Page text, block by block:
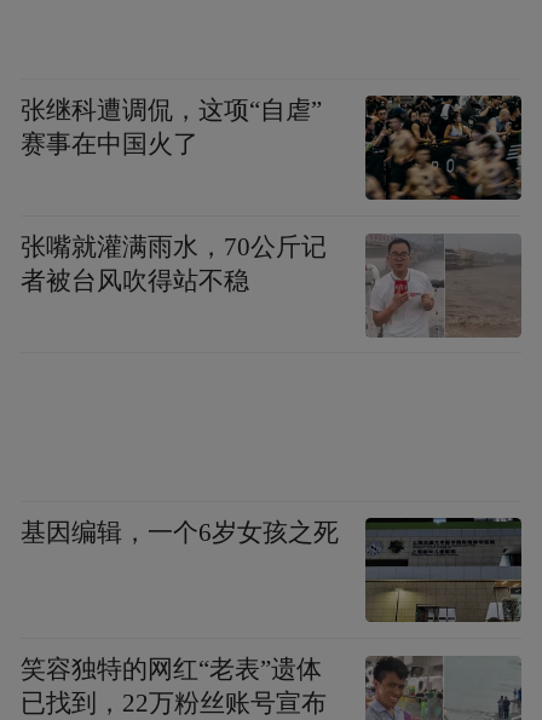
张继科遭调侃，这项“自虐”
赛事在中国火了
张嘴就灌满雨水，70公斤记
者被台风吹得站不稳
基因编辑，一个6岁女孩之死
笑容独特的网红“老表”遗体
已找到，22万粉丝账号宣布